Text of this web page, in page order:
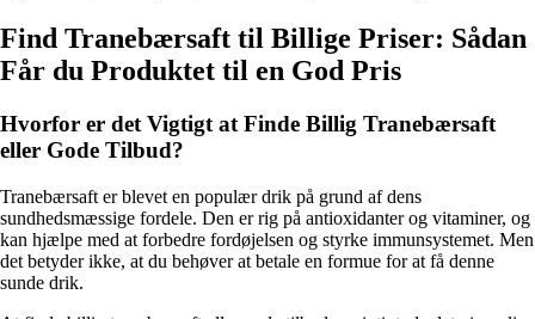
Find Tranebærsaft til Billige Priser: Sådan
Får du Produktet til en God Pris
Hvorfor er det Vigtigt at Finde Billig Tranebærsaft
eller Gode Tilbud?
Tranebærsaft er blevet en populær drik på grund af dens
sundhedsmæssige fordele. Den er rig på antioxidanter og vitaminer, og
kan hjælpe med at forbedre fordøjelsen og styrke immunsystemet. Men
det betyder ikke, at du behøver at betale en formue for at få denne
sunde drik.